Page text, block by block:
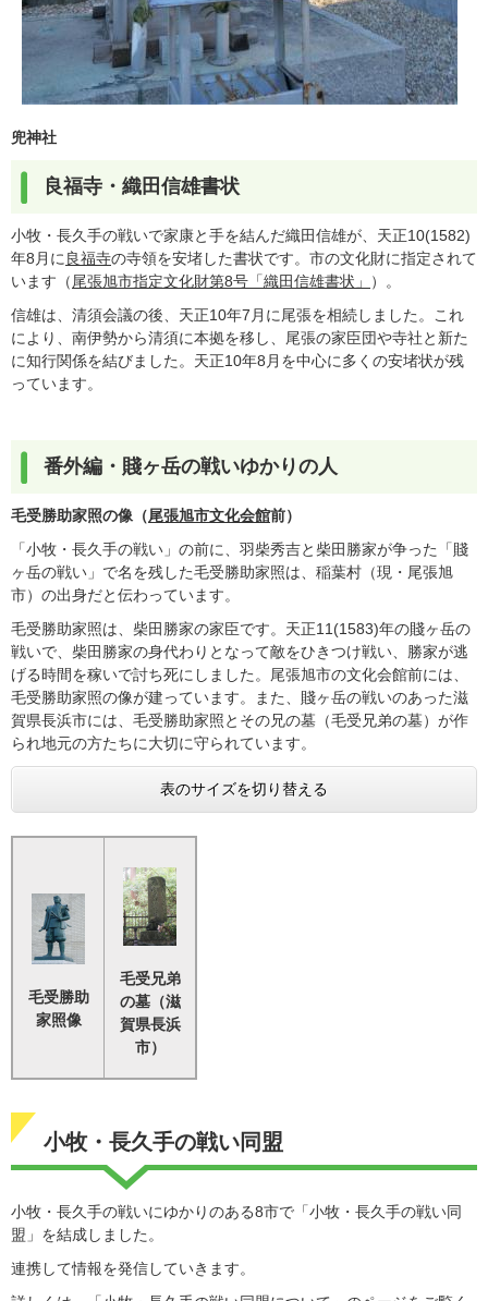
兜神社
良福寺・織田信雄書状
小牧・長久手の戦いで家康と手を結んだ織田信雄が、天正10(1582)
年8月に 良福寺の寺領を安堵した書状です。市の文化財に指定されて
います（尾張旭市指定文化財第8号「織田信雄書状」
）。
信雄は、清須会議の後、天正10年7月に尾張を相続しました。これ
により、南伊勢から清須に本拠を移し、尾張の家臣団や寺社と新た
に知行関係を結びました。天正10年8月を中心に多くの安堵状が残
っています。
番外編・賤ヶ岳の戦いゆかりの人
毛受勝助家照の像（尾張旭市文化会館前）
「小牧・長久手の戦い」の前に、羽柴秀吉と柴田勝家が争った「賤
ヶ岳の戦い」で名を残した毛受勝助家照は、稲葉村（現・尾張旭
市）の出身だと伝わっています。
毛受勝助家照は、柴田勝家の家臣です。天正11(1583)年の賤ヶ岳の
戦いで、柴田勝家の身代わりとなって敵をひきつけ戦い、勝家が逃
げる時間を稼いで討ち死にしました。尾張旭市の文化会館前には、
毛受勝助家照の像が建っています。また、賤ヶ岳の戦いのあった滋
賀県長浜市には、毛受勝助家照とその兄の墓（毛受兄弟の墓）が作
られ地元の方たちに大切に守られています。
表のサイズを切り替える
毛受勝助
家照像
毛受兄弟
の墓（滋
賀県長浜
市）
小牧・長久手の戦い同盟
小牧・長久手の戦いにゆかりのある8市で「小牧・長久手の戦い同
盟」を結成しました。
連携して情報を発信していきます。